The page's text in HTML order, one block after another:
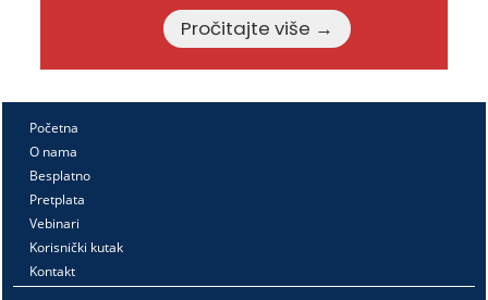
Pročitajte više →
Početna
O nama
Besplatno
Pretplata
Vebinari
Korisnički kutak
Kontakt